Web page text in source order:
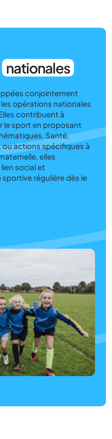
nationales
conjointement
opérations nationales
contribuent à
le sport en proposant
Santé,
ou actions spécifiques à
elles
social et
régulière dès le